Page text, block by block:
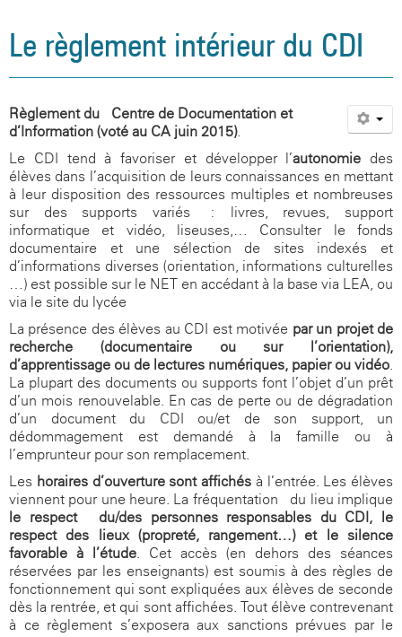
Le règlement intérieur du CDI
Règlement du Centre de Documentation et
d’Information (voté au CA juin 2015).
Le CDI tend à favoriser et développer l’autonomie des
élèves dans l’acquisition de leurs connaissances en mettant
à leur disposition des ressources multiples et nombreuses
sur des supports variés : livres, revues, support
informatique et vidéo, liseuses,… Consulter le fonds
documentaire et une sélection de sites indexés et
d’informations diverses (orientation, informations culturelles
…) est possible sur le NET en accédant à la base via LEA, ou
via le site du lycée
La présence des élèves au CDI est motivée par un projet de
recherche (documentaire ou sur l’orientation),
d’apprentissage ou de lectures numériques, papier ou vidéo.
La plupart des documents ou supports font l’objet d’un prêt
d’un mois renouvelable. En cas de perte ou de dégradation
d’un document du CDI ou/et de son support, un
dédommagement est demandé à la famille ou à
l’emprunteur pour son remplacement.
Les horaires d’ouverture sont affichés à l’entrée. Les élèves
viennent pour une heure. La fréquentation du lieu implique
le respect du/des personnes responsables du CDI, le
respect des lieux (propreté, rangement…) et le silence
favorable à l’étude. Cet accès (en dehors des séances
réservées par les enseignants) est soumis à des règles de
fonctionnement qui sont expliquées aux élèves de seconde
dès la rentrée, et qui sont affichées. Tout élève contrevenant
à ce règlement s’exposera aux sanctions prévues par le